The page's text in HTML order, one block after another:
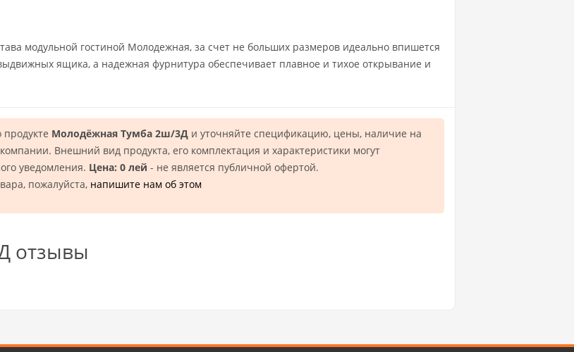
модульной гостиной Молодежная, за счет не больших размеров идеально впишется
ящика, а надежная фурнитура обеспечивает плавное и тихое открывание и
Молодёжная Тумба 2ш/3Д и уточняйте спецификацию, цены, наличие на
Внешний вид продукта, его комплектация и характеристики могут
уведомления. Цена: 0 лей - не является публичной офертой.
пожалуйста, напишите нам об этом
отзывы